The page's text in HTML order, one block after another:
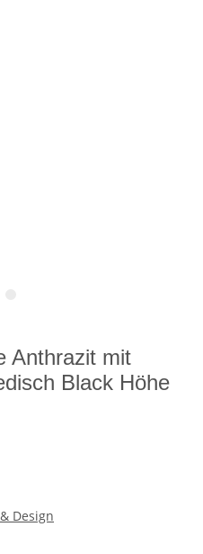
Anthrazit mit
Black Höhe
Design